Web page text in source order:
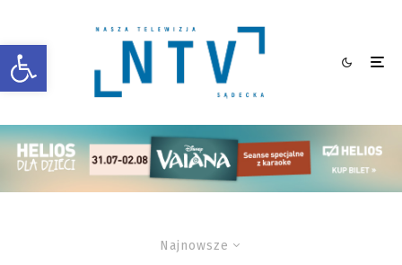
Otwórz pasek narzędzi
Najnowsze